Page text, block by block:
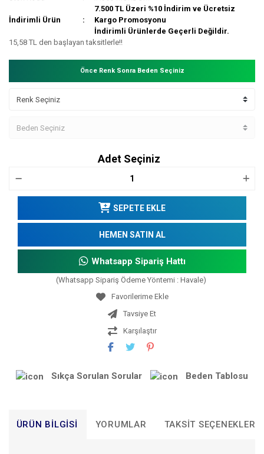
İndirimli Ürün
7.500 TL Üzeri %10 İndirim ve Ücretsiz
Kargo Promosyonu
İndirimli Ürünlerde Geçerli Değildir.
15,58 TL den başlayan taksitlerle!!
Önce Renk Sonra Beden Seçiniz
Adet Seçiniz
SEPETE EKLE
HEMEN SATIN AL
Whatsapp Sipariş Hattı
(Whatsapp Sipariş Ödeme Yöntemi : Havale)
Tavsiye Et
Karşılaştır
Sıkça Sorulan Sorular Beden Tablosu
ÜRÜN BILGISI YORUMLAR TAKSIT SEÇENEKLERI